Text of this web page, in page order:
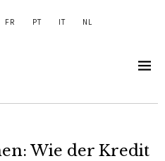
FR PT IT NL
Wie der Kredit